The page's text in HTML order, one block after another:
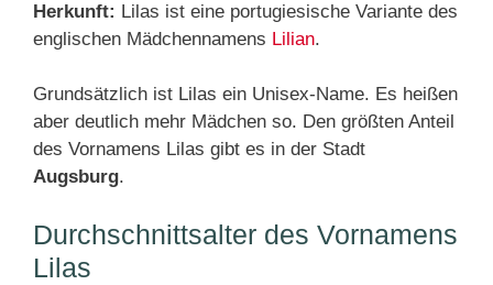
Herkunft: Lilas ist eine portugiesische Variante des
englischen Mädchennamens Lilian.
Grundsätzlich ist Lilas ein Unisex-Name. Es heißen
aber deutlich mehr Mädchen so. Den größten Anteil
des Vornamens Lilas gibt es in der Stadt
Augsburg.
Durchschnittsalter des Vornamens
Lilas